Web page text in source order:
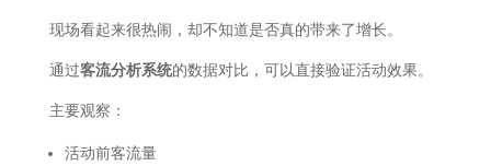
现场看起来很热闹，却不知道是否真的带来了增长。
通过客流分析系统的数据对比，可以直接验证活动效果。
主要观察：
活动前客流量